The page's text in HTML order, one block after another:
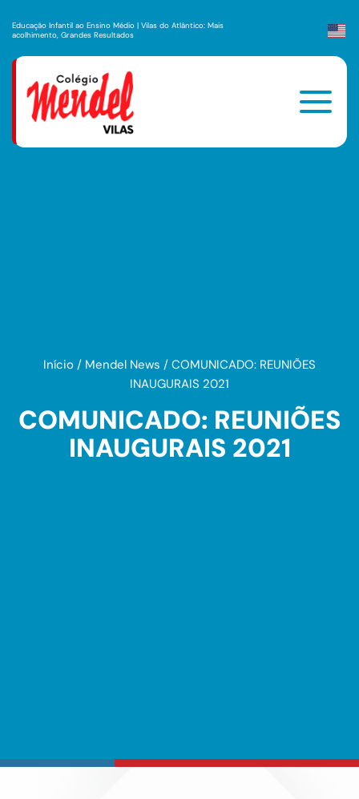
Educação Infantil ao Ensino Médio | Vilas do Atlântico: Mais
acolhimento, Grandes Resultados
Início / Mendel News / COMUNICADO: REUNIÕES
INAUGURAIS 2021
COMUNICADO: REUNIÕES
INAUGURAIS 2021